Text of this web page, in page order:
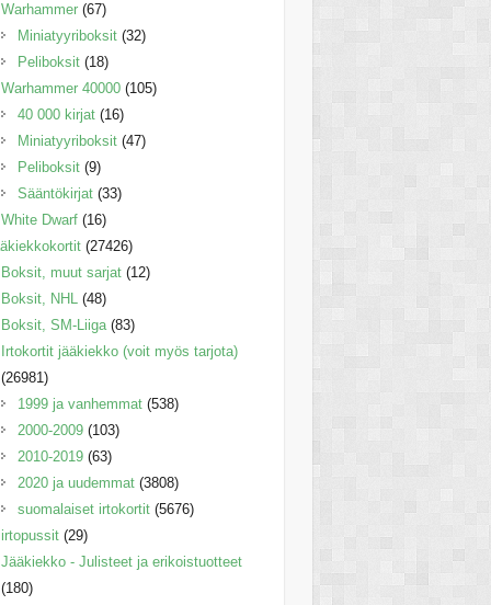
Warhammer (67)
Miniatyyriboksit (32)
Peliboksit (18)
Warhammer 40000 (105)
40 000 kirjat (16)
Miniatyyriboksit (47)
Peliboksit (9)
Sääntökirjat (33)
White Dwarf (16)
(27426)
Boksit, muut sarjat (12)
Boksit, NHL (48)
Boksit, SM-Liiga (83)
Irtokortit jääkiekko (voit myös tarjota)
(26981)
1999 ja vanhemmat (538)
2000-2009 (103)
2010-2019 (63)
2020 ja uudemmat (3808)
suomalaiset irtokortit (5676)
irtopussit (29)
Jääkiekko - Julisteet ja erikoistuotteet
(180)